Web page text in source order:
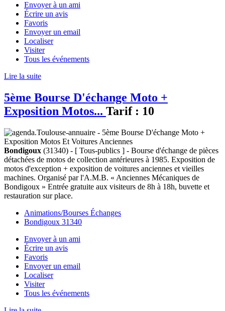
Envoyer à un ami
Écrire un avis
Favoris
Envoyer un email
Localiser
Visiter
Tous les événements
Lire la suite
5ème Bourse D'échange Moto +
Exposition Motos... Tarif : 10
Bondigoux (31340) - [ Tous-publics ] - Bourse d'échange de pièces
détachées de motos de collection antérieures à 1985. Exposition de
motos d'exception + exposition de voitures anciennes et vieilles
machines. Organisé par l'A.M.B. « Anciennes Mécaniques de
Bondigoux » Entrée gratuite aux visiteurs de 8h à 18h, buvette et
restauration sur place.
Animations/Bourses Échanges
Bondigoux 31340
Envoyer à un ami
Écrire un avis
Favoris
Envoyer un email
Localiser
Visiter
Tous les événements